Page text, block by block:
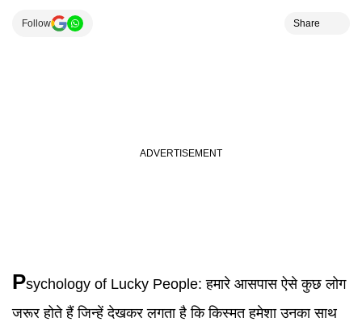
Follow Share
Psychology of Lucky People:हमारे आसपास ऐसे कुछ लोग
जरूर होते हैं जिन्हें देखकर लगता है कि किस्मत हमेशा उनका साथ